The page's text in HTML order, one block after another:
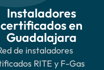
Instaladores
certificados en
Guadalajara
de instaladores
RITE y F-Gas